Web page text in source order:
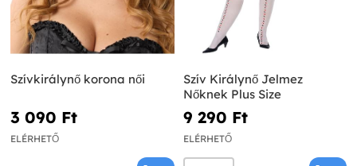
Szívkirálynő korona női
3 090 Ft‎
ELÉRHETŐ
Szív Királynő Jelmez
Nőknek Plus Size
9 290 Ft‎
ELÉRHETŐ